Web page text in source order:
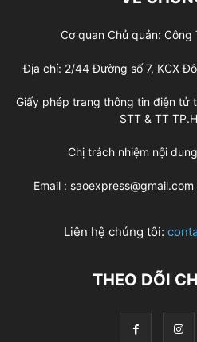
Cơ quan Chủ quản: Công
Địa chỉ: 2/44 Đường số 7, KCX
Giấy phép trang thông tin điện tử
STT & TT
Chị trách nhiệm nội
Email :
Liên hệ chúng tôi:
THEO DÕI